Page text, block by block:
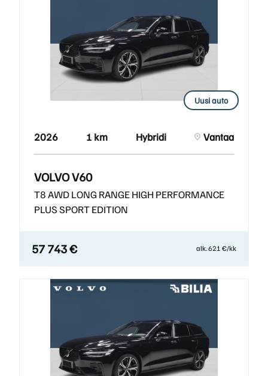
Uusi auto
2026 1 km Hybridi Vantaa
VOLVO V60
T8 AWD LONG RANGE HIGH PERFORMANCE
PLUS SPORT EDITION
57 743 € alk. 621 €/kk